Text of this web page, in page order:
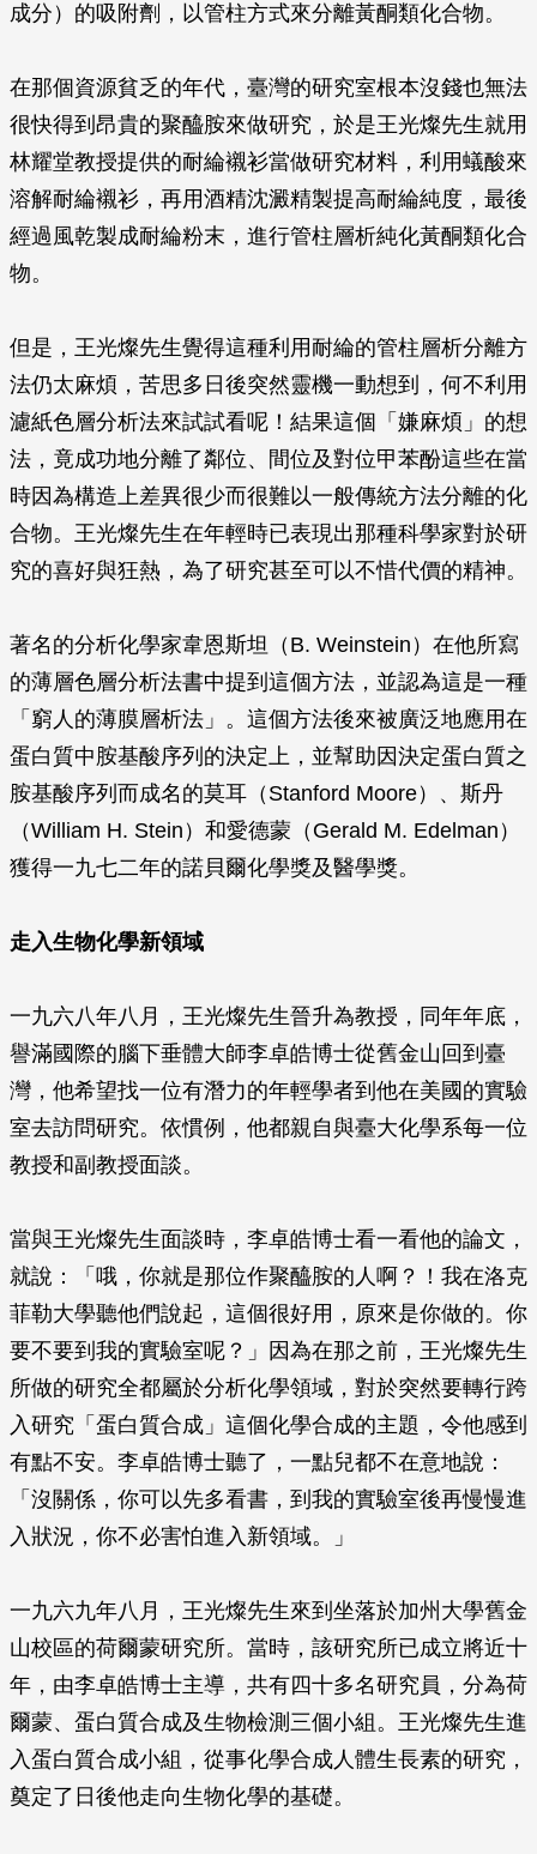
成分）的吸附劑，以管柱方式來分離黃酮類化合物。
在那個資源貧乏的年代，臺灣的研究室根本沒錢也無法
很快得到昂貴的聚醯胺來做研究，於是王光燦先生就用
林耀堂教授提供的耐綸襯衫當做研究材料，利用蟻酸來
溶解耐綸襯衫，再用酒精沈澱精製提高耐綸純度，最後
經過風乾製成耐綸粉末，進行管柱層析純化黃酮類化合
物。
但是，王光燦先生覺得這種利用耐綸的管柱層析分離方
法仍太麻煩，苦思多日後突然靈機一動想到，何不利用
濾紙色層分析法來試試看呢！結果這個「嫌麻煩」的想
法，竟成功地分離了鄰位、間位及對位甲苯酚這些在當
時因為構造上差異很少而很難以一般傳統方法分離的化
合物。王光燦先生在年輕時已表現出那種科學家對於研
究的喜好與狂熱，為了研究甚至可以不惜代價的精神。
著名的分析化學家韋恩斯坦（B. Weinstein）在他所寫
的薄層色層分析法書中提到這個方法，並認為這是一種
「窮人的薄膜層析法」。這個方法後來被廣泛地應用在
蛋白質中胺基酸序列的決定上，並幫助因決定蛋白質之
胺基酸序列而成名的莫耳（Stanford Moore）、斯丹
（William H. Stein）和愛德蒙（Gerald M. Edelman）
獲得一九七二年的諾貝爾化學獎及醫學獎。
走入生物化學新領域
一九六八年八月，王光燦先生晉升為教授，同年年底，
譽滿國際的腦下垂體大師李卓皓博士從舊金山回到臺
灣，他希望找一位有潛力的年輕學者到他在美國的實驗
室去訪問研究。依慣例，他都親自與臺大化學系每一位
教授和副教授面談。
當與王光燦先生面談時，李卓皓博士看一看他的論文，
就說：「哦，你就是那位作聚醯胺的人啊？！我在洛克
菲勒大學聽他們說起，這個很好用，原來是你做的。你
要不要到我的實驗室呢？」因為在那之前，王光燦先生
所做的研究全都屬於分析化學領域，對於突然要轉行跨
入研究「蛋白質合成」這個化學合成的主題，令他感到
有點不安。李卓皓博士聽了，一點兒都不在意地說：
「沒關係，你可以先多看書，到我的實驗室後再慢慢進
入狀況，你不必害怕進入新領域。」
一九六九年八月，王光燦先生來到坐落於加州大學舊金
山校區的荷爾蒙研究所。當時，該研究所已成立將近十
年，由李卓皓博士主導，共有四十多名研究員，分為荷
爾蒙、蛋白質合成及生物檢測三個小組。王光燦先生進
入蛋白質合成小組，從事化學合成人體生長素的研究，
奠定了日後他走向生物化學的基礎。